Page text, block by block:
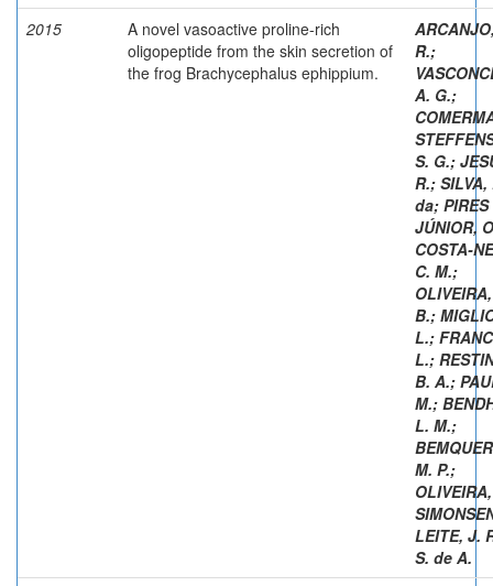
2015
A novel vasoactive proline-rich
oligopeptide from the skin secretion of
the frog Brachycephalus ephippium.
R.;
A. G.;
S. G.;
R.; SILVA,
da; PIRES
JÚNIOR,
COSTA-
C. M.;
B.;
L.;
L.;
B. A.;
M.;
L. M.;
M. P.;
LEITE, J.
S. de A.